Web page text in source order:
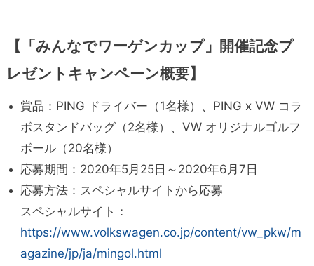
【「みんなでワーゲンカップ」開催記念プ
レゼントキャンペーン概要】
賞品：PING ドライバー（1名様）、PING x VW コラ
ボスタンドバッグ（2名様）、VW オリジナルゴルフ
ボール（20名様）
応募期間：2020年5月25日～2020年6月7日
応募方法：スペシャルサイトから応募
スペシャルサイト：
https://www.volkswagen.co.jp/content/vw_pkw/m
agazine/jp/ja/mingol.html